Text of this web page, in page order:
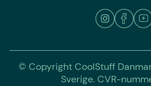
© Copyright CoolStuff
Sverige. CVR-